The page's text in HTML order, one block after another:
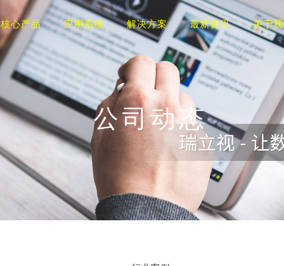
核心产品 应用系统 解决方案 最新资讯 关于
公司动态